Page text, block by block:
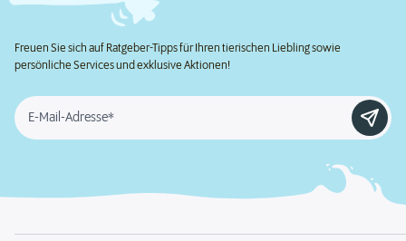
Freuen Sie sich auf Ratgeber-Tipps für Ihren tierischen Liebling sowie
persönliche Services und exklusive Aktionen!
E-Mail-Adresse*